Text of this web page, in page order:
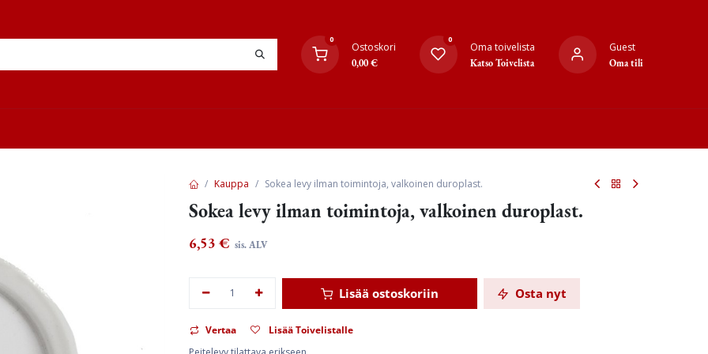
0
Ostoskori
0,00€
0
Oma toivelista
Katso Toivelista
Guest
Oma tili
Kauppa Sokea levy ilman toimintoja, valkoinen duroplast.
Sokea levy ilman toimintoja, valkoinen duroplast.
6,53 € sis. ALV
Lisää ostoskoriin Osta nyt
Vertaa
Lisää Toivelistalle